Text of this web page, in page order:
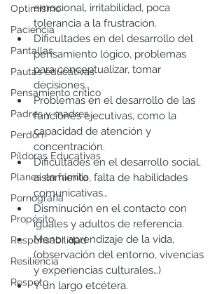
Optimismo
Paciencia
Pantallas
Pautas educativas
Pensamiento crítico
Padres y madres
Perdón
Píldoras Educativas
Planes en familia
Pornografía
Propósito
Responsabilidad
Resiliencia
Respeto
emocional, irritabilidad, poca
tolerancia a la frustración.
Dificultades en del desarrollo del
pensamiento lógico, problemas
para conceptualizar, tomar
decisiones…
Problemas en el desarrollo de las
funciones ejecutivas, como la
capacidad de atención y
concentración.
Dificultades en el desarrollo social,
aislamiento, falta de habilidades
comunicativas…
Disminución en el contacto con
iguales y adultos de referencia.
Menor aprendizaje de la vida,
(observación del entorno, vivencias
y experiencias culturales…)
Y un largo etcétera.